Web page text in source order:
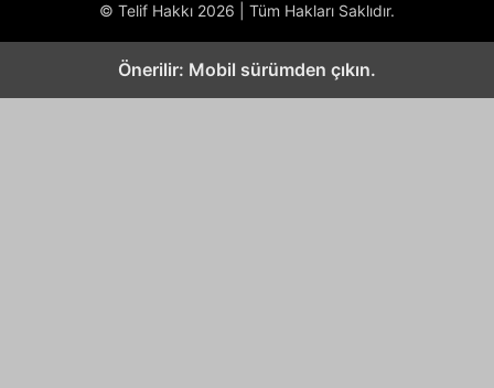
© Telif Hakkı 2026 | Tüm Hakları Saklıdır.
Önerilir: Mobil sürümden çıkın.